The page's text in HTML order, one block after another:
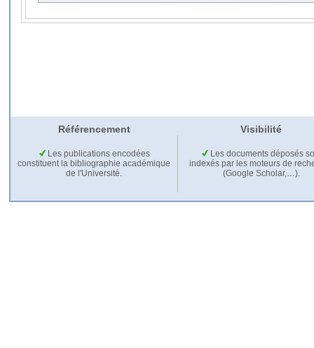
Référencement Visibilité
Les publications encodées
constituent la bibliographie académique
de l'Université.
Les documents déposés
indexés par les moteurs de
(Google Scholar,…).